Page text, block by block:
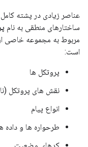
ساختارهای منطقی به نام
است:
پروتکل ها
نقش های پروتکل
انواع پیام
طرحواره ها و داده